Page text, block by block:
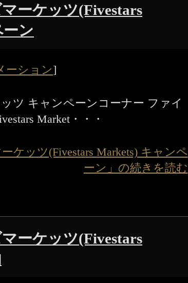
ーケッツ(Fivestars
ン
ーション]
ツ キャンペーンコーナー ファイ
Market・・・
ケッツ(Fivestars Markets) キャンペ
ーン」の続きを読む
ーケッツ(Fivestars